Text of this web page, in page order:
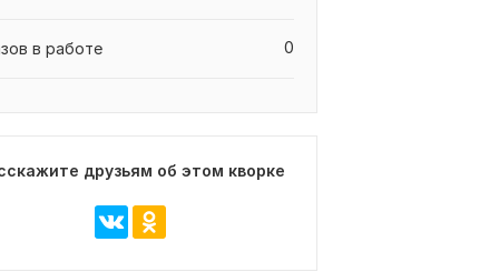
0
в работе
друзьям об этом кворке